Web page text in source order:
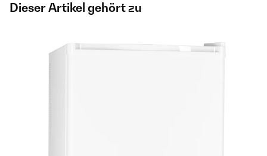
Dieser Artikel gehört zu